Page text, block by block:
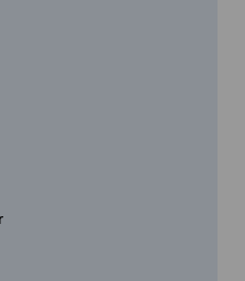
anzeigen